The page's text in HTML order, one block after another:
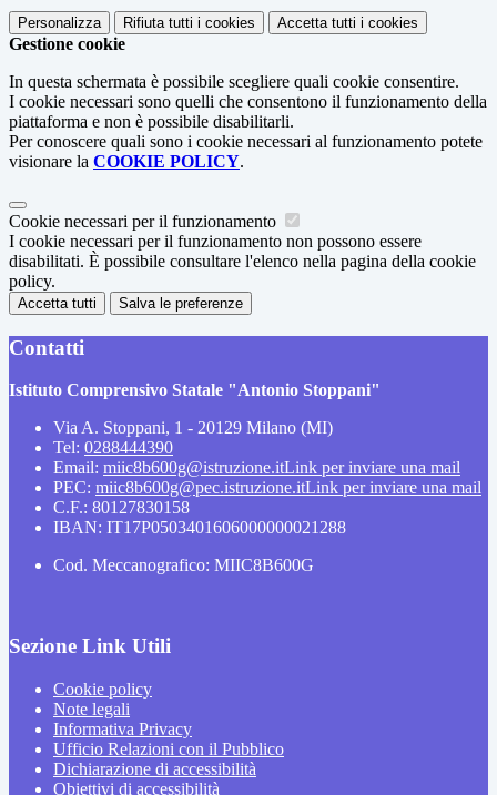
Personalizza Rifiuta tutti i cookies Accetta tutti i cookies
Gestione cookie
In questa schermata è possibile scegliere quali cookie consentire.
I cookie necessari sono quelli che consentono il funzionamento della
piattaforma e non è possibile disabilitarli.
Per conoscere quali sono i cookie necessari al funzionamento potete
visionare la COOKIE POLICY.
Cookie necessari per il funzionamento
I cookie necessari per il funzionamento non possono essere
disabilitati. È possibile consultare l'elenco nella pagina della cookie
policy.
Accetta tutti Salva le preferenze
Contatti
Istituto Comprensivo Statale "Antonio Stoppani"
Via A. Stoppani, 1 - 20129 Milano (MI)
Tel: 0288444390
Email: miic8b600g@istruzione.itLink per inviare una mail
PEC: miic8b600g@pec.istruzione.itLink per inviare una mail
C.F.: 80127830158
IBAN: IT17P0503401606000000021288
Cod. Meccanografico: MIIC8B600G
Sezione Link Utili
Cookie policy
Note legali
Informativa Privacy
Ufficio Relazioni con il Pubblico
Dichiarazione di accessibilità
Obiettivi di accessibilità